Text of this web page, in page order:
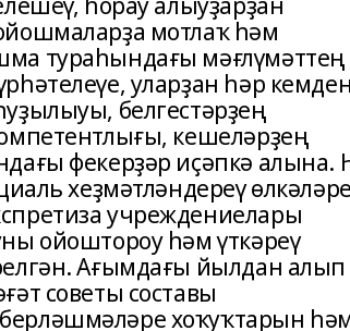
мотлаҡ һәм
тураһындағы мәғлүмәттең
уларҙан һәр
белгестәрҙең
кешеләрҙең
фекерҙәр иҫәпкә алына.
хеҙмәтләндереү
учреждениелары
ойоштороу һәм үткәреү
Ағымдағы йылдан алып
советы составы
хоҡуҡтарын